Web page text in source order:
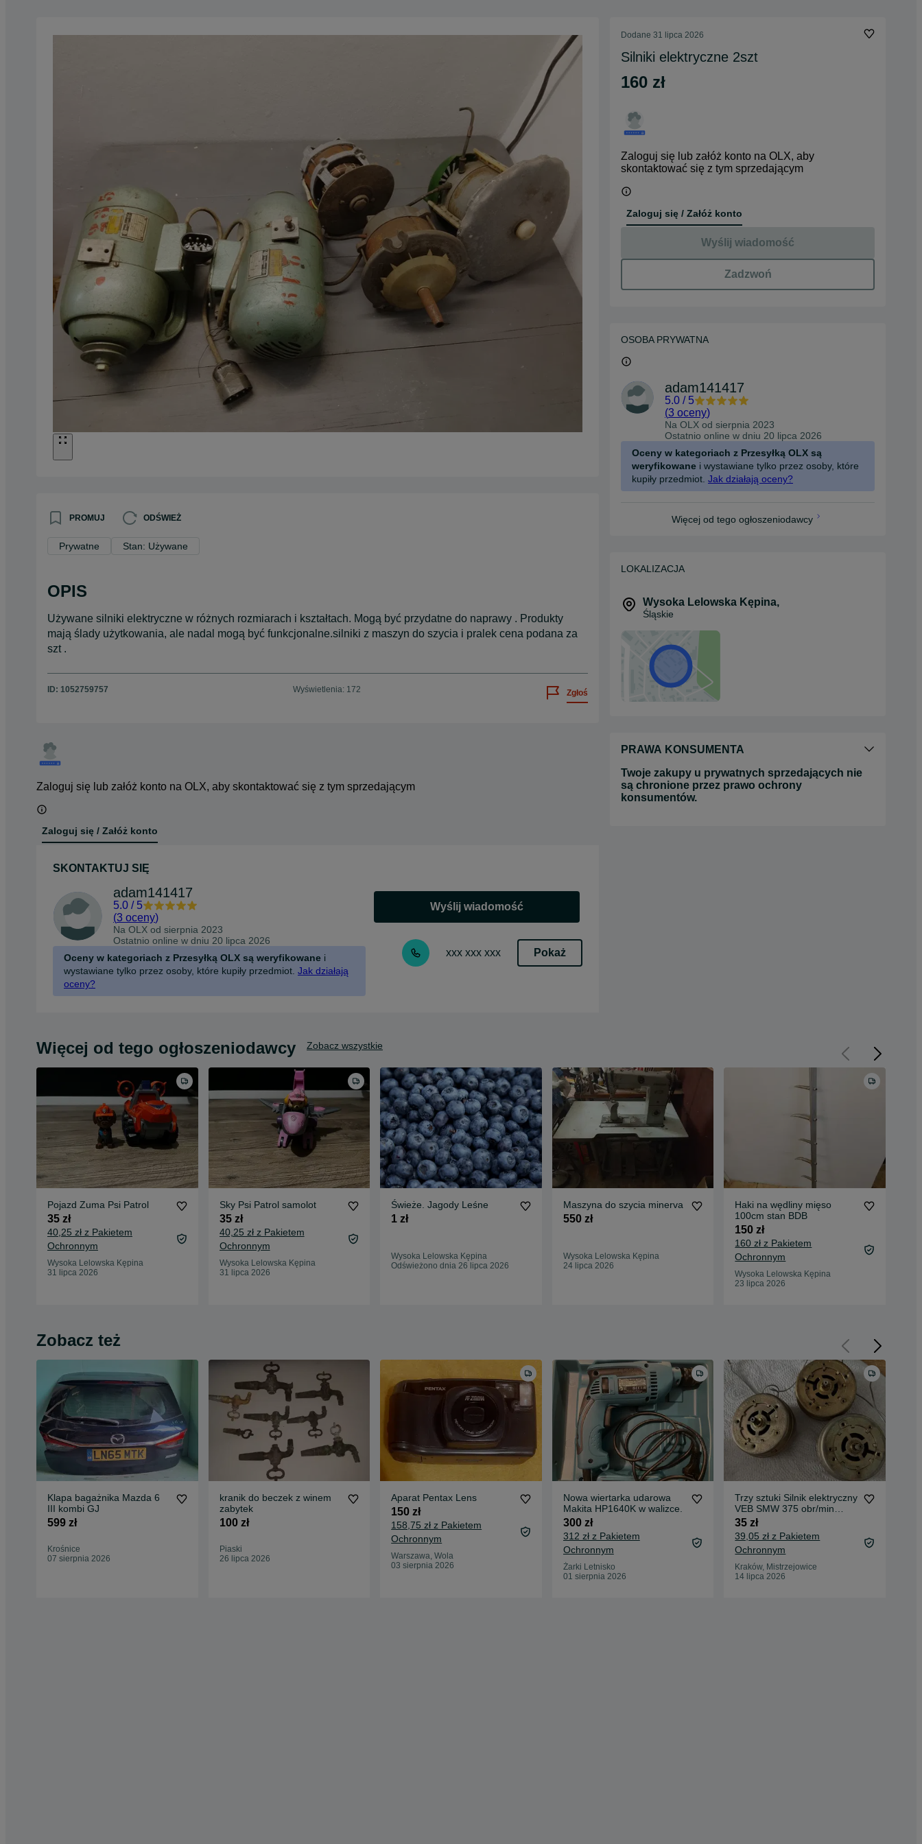
PROMUJ ODŚWIEŻ
Prywatne Stan: Używane
OPIS
Używane silniki elektryczne w różnych rozmiarach i kształtach. Mogą być przydatne do naprawy . Produkty
mają ślady użytkowania, ale nadal mogą być funkcjonalne.silniki z maszyn do szycia i pralek cena podana za
szt .
ID: 1052759757 Wyświetlenia: 172 Zgłoś
Zaloguj się lub załóż konto na OLX, aby skontaktować się z tym sprzedającym
Zaloguj się / Załóż konto
SKONTAKTUJ SIĘ
adam141417
5.0 / 5
(3 oceny)
Na OLX od sierpnia 2023
Ostatnio online w dniu 20 lipca 2026
Oceny w kategoriach z Przesyłką OLX są weryfikowane i
wystawiane tylko przez osoby, które kupiły przedmiot. Jak działają
oceny?
Wyślij wiadomość
xxx xxx xxx Pokaż
Dodane 31 lipca 2026
Silniki elektryczne 2szt
160 zł
Zaloguj się lub załóż konto na OLX, aby
skontaktować się z tym sprzedającym
Zaloguj się / Załóż konto
Wyślij wiadomość
Zadzwoń
OSOBA PRYWATNA
adam141417
5.0 / 5
(3 oceny)
Na OLX od sierpnia 2023
Ostatnio online w dniu 20 lipca 2026
Oceny w kategoriach z Przesyłką OLX są
weryfikowane i wystawiane tylko przez osoby, które
kupiły przedmiot. Jak działają oceny?
Więcej od tego ogłoszeniodawcy
LOKALIZACJA
Wysoka Lelowska Kępina,
Śląskie
PRAWA KONSUMENTA
Twoje zakupy u prywatnych sprzedających nie
są chronione przez prawo ochrony
konsumentów.
Więcej od tego ogłoszeniodawcy Zobacz wszystkie
Pojazd Zuma Psi Patrol
35 zł
40,25 zł z Pakietem
Ochronnym
Wysoka Lelowska Kępina
31 lipca 2026
Sky Psi Patrol samolot
35 zł
40,25 zł z Pakietem
Ochronnym
Wysoka Lelowska Kępina
31 lipca 2026
Świeże. Jagody Leśne
1 zł
Wysoka Lelowska Kępina
Odświeżono dnia 26 lipca 2026
Maszyna do szycia minerva
550 zł
Wysoka Lelowska Kępina
24 lipca 2026
Haki na wędliny mięso
100cm stan BDB
150 zł
160 zł z Pakietem
Ochronnym
Wysoka Lelowska Kępina
23 lipca 2026
Zobacz też
Klapa bagażnika Mazda 6
III kombi GJ
599 zł
Krośnice
07 sierpnia 2026
kranik do beczek z winem
zabytek
100 zł
Piaski
26 lipca 2026
Aparat Pentax Lens
150 zł
158,75 zł z Pakietem
Ochronnym
Warszawa, Wola
03 sierpnia 2026
Nowa wiertarka udarowa
Makita HP1640K w walizce.
300 zł
312 zł z Pakietem
Ochronnym
Żarki Letnisko
01 sierpnia 2026
Trzy sztuki Silnik elektryczny
VEB SMW 375 obr/min
220V MORZ 220V
35 zł
39,05 zł z Pakietem
Ochronnym
Kraków, Mistrzejowice
14 lipca 2026